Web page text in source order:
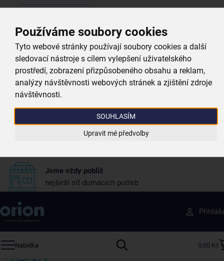
Používáme soubory cookies
Tyto webové stránky používají soubory cookies a další
sledovací nástroje s cílem vylepšení uživatelského
prostředí, zobrazení přizpůsobeného obsahu a reklam,
analýzy návštěvnosti webových stránek a zjištění zdroje
návštěvnosti.
SOUHLASÍM
Upravit mé předvolby
Doprava zdarma
při nákupu nad 999 Kč
Zboží doručujeme rychle
máme téměr vše skladem
Vždy si u nás vyberete
Jsme vždy poblíž
nejširší síť domácích potřeb
Nabídka 0,00 Kč
Získejte rady, recepty a tipy na slevy dřív než
ostatní
Přihlaste se k odběru našeho newsletteru.